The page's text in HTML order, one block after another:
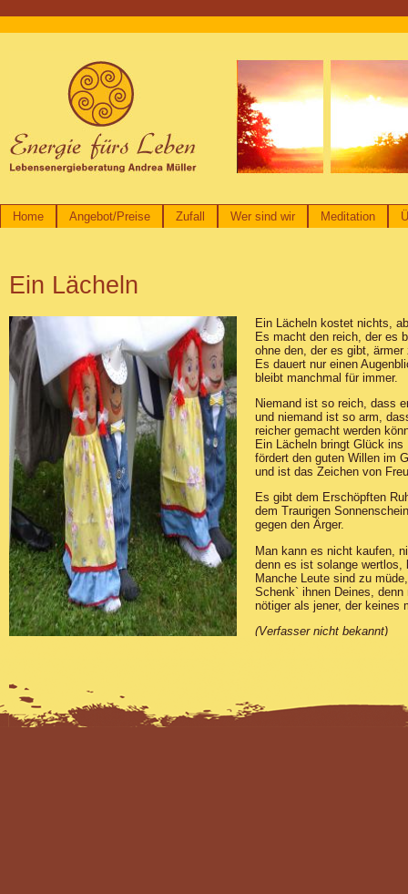
Home Angebot/Preise Zufall Wer sind wir Meditation
Ein Lächeln
Ein Lächeln kostet nichts,
Es macht den reich, der es
ohne den, der es gibt, ärmer
Es dauert nur einen
bleibt manchmal für immer.
Niemand ist so reich, dass
und niemand ist so arm,
reicher gemacht werden
Ein Lächeln bringt Glück ins
fördert den guten Willen im
und ist das Zeichen von
Es gibt dem Erschöpften
dem Traurigen
gegen den Ärger.
Man kann es nicht kaufen,
denn es ist solange wertlos,
Manche Leute sind zu
Schenk` ihnen Deines,
nötiger als jener, der keines
(Verfasser nicht bekannt)